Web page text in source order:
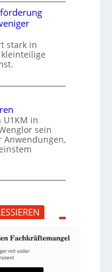
stark in
in
sein
Anwendungen,